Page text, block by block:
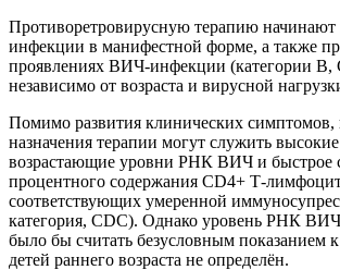
Противоретровирусную терапию
инфекции в манифестной форме, а также
проявлениях ВИЧ-инфекции (категории В,
независимо от возраста и вирусной
Помимо развития клинических симптомов,
назначения терапии могут служить
возрастающие уровни РНК ВИЧ и быстрое
процентного содержания CD4+ Т-
соответствующих умеренной
категория, CDC). Однако уровень РНК
было бы считать безусловным показанием
детей раннего возраста не определён.